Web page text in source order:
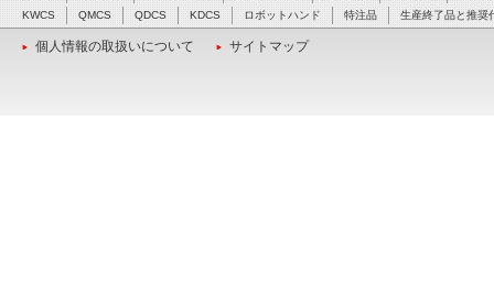
KWCS
QMCS QDCS KDCS ロボットハンド 特注品 生産終了品と推奨
個人情報の取扱いについて サイトマップ